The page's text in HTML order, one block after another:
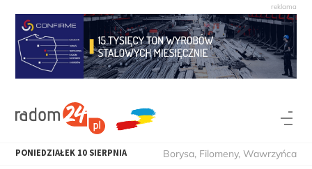
PONIEDZIAŁEK 10 SIERPNIA Borysa, Filomeny, Wawrzyńca